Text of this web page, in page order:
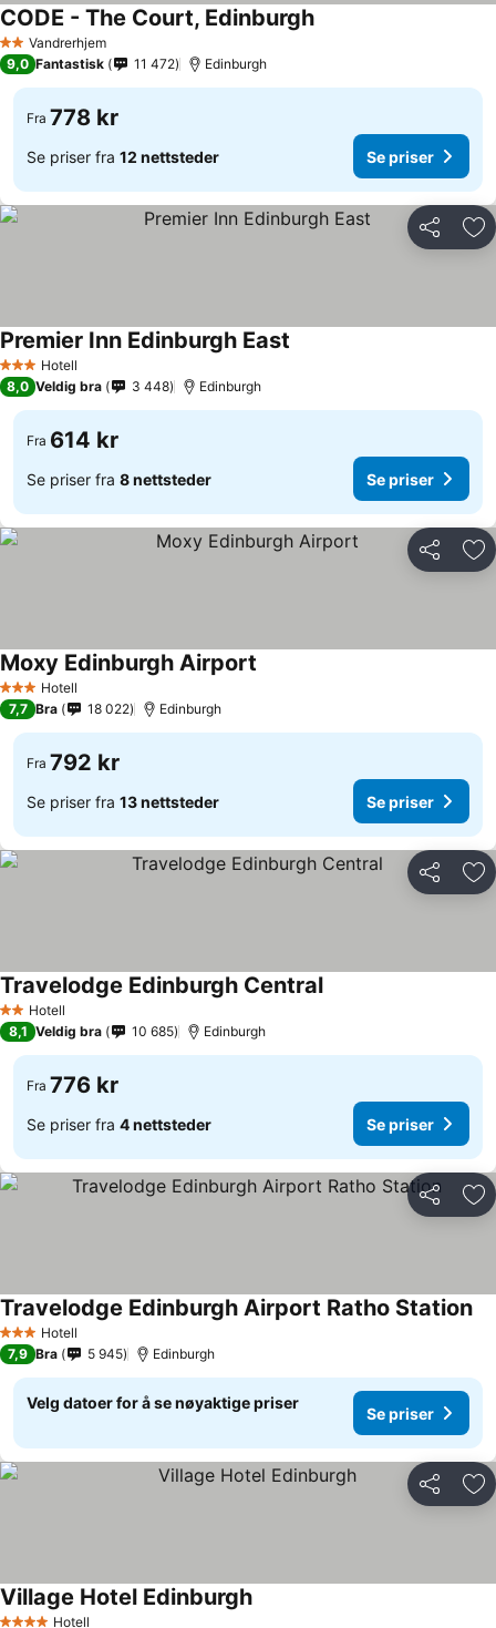
2 StjernerVandrerhjem
CODE - The Court, Edinburgh
9,0 Fantastisk 11 472 Edinburgh
Fra 778 kr
Se priser fra 12 nettsteder Se priser
Del
3 StjernerHotell
Premier Inn Edinburgh East
8,0 Veldig bra 3 448 Edinburgh
Fra 614 kr
Se priser fra 8 nettsteder Se priser
Del
3 StjernerHotell
Moxy Edinburgh Airport
7,7 Bra 18 022 Edinburgh
Fra 792 kr
Se priser fra 13 nettsteder Se priser
Del
2 Stjerner
Hotell
Travelodge Edinburgh Central
8,1 Veldig bra 10 685 Edinburgh
Fra 776 kr
Se priser fra 4 nettsteder Se priser
Del
3 StjernerHotell
Travelodge Edinburgh Airport Ratho Station
7,9 Bra 5 945 Edinburgh
Velg datoer for å se nøyaktige priser
Se priser
Del
Hotell
Village Hotel Edinburgh